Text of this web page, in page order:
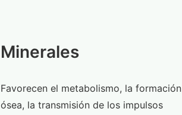
Minerales
Favorecen el metabolismo, la formación
ósea, la transmisión de los impulsos